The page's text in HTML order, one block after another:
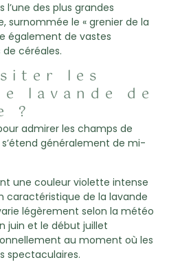
l’une des plus grandes
surnommée le « grenier de la
également de vastes
céréales.
les
lavande de
?
admirer les champs de
généralement de mi-
une couleur violette intense
de la lavande
légèrement selon la météo
juin et le début juillet
au moment où les
spectaculaires.